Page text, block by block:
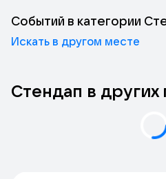
Событий в категории
Искать в другом месте
Стендап в других